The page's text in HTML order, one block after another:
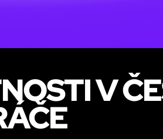
V